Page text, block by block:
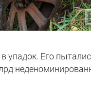
упадок. Его